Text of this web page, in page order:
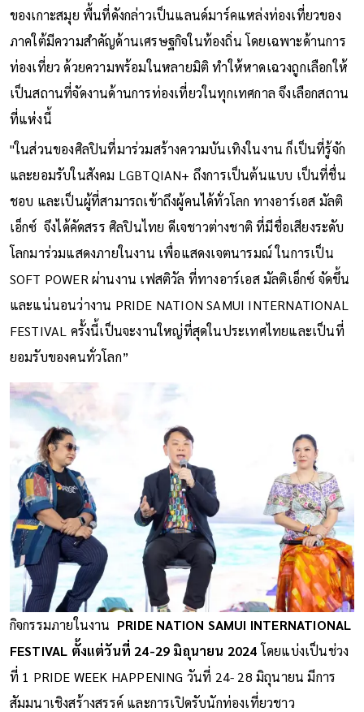
ของเกาะสมุย พื้นที่ดังกล่าวเป็นแลนด์มาร์คแหล่งท่องเที่ยวของ
ภาคใต้มีความสำคัญด้านเศรษฐกิจในท้องถิ่น โดยเฉพาะด้านการ
ท่องเที่ยว ด้วยความพร้อมในหลายมิติ ทำให้หาดเฉวงถูกเลือกให้
เป็นสถานที่จัดงานด้านการท่องเที่ยวในทุกเทศกาล จึงเลือกสถาน
ที่แห่งนี้
"ในส่วนของศิลปินที่มาร่วมสร้างความบันเทิงในงาน ก็เป็นที่รู้จัก
และยอมรับในสังคม LGBTQIAN+ ถึงการเป็นต้นแบบ เป็นที่ชื่น
ชอบ และเป็นผู้ที่สามารถเข้าถึงผู้คนได้ทั่วโลก ทางอาร์เอส มัลติ
เอ็กซ์ จึงได้คัดสรร ศิลปินไทย ดีเจชาวต่างชาติ ที่มีชื่อเสียงระดับ
โลกมาร่วมแสดงภายในงาน เพื่อแสดงเจตนารมณ์ ในการเป็น
SOFT POWER ผ่านงาน เฟสติวัล ที่ทางอาร์เอส มัลติเอ็กซ์ จัดขึ้น
และแน่นอนว่างาน PRIDE NATION SAMUI INTERNATIONAL
FESTIVAL ครั้งนี้เป็นจะงานใหญ่ที่สุดในประเทศไทยและเป็นที่
ยอมรับของคนทั่วโลก”
กิจกรรมภายในงาน PRIDE NATION SAMUI INTERNATIONAL
FESTIVAL ตั้งแต่วันที่ 24-29 มิถุนายน 2024 โดยแบ่งเป็นช่วง
ที่ 1 PRIDE WEEK HAPPENING วันที่ 24- 28 มิถุนายน มีการ
สัมมนาเชิงสร้างสรรค์ และการเปิดรับนักท่องเที่ยวชาว